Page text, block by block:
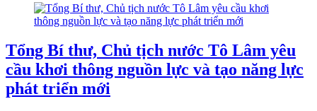
Tổng Bí thư, Chủ tịch nước Tô Lâm yêu
cầu khơi thông nguồn lực và tạo năng lực
phát triển mới